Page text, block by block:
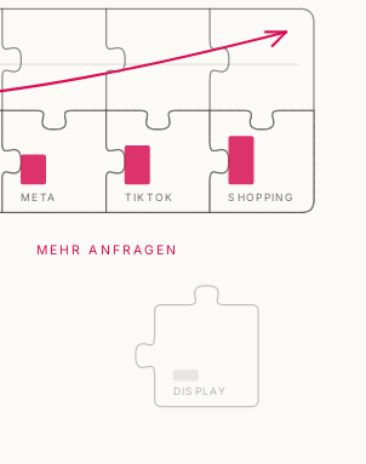
MEHR ANFRAGEN
META TIKTOK SHOPPING
DISPLAY